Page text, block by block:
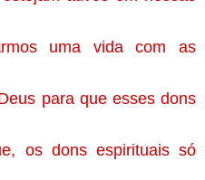
uma vida com as
para que esses dons
os dons espirituais só